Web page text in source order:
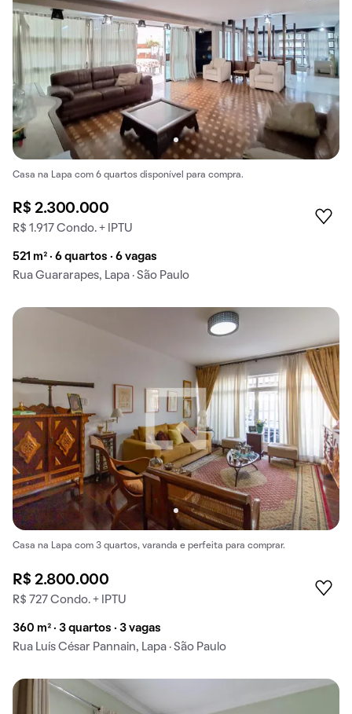
Casa na Lapa com 6 quartos disponível para compra.
R$ 2.300.000
R$ 1.917 Condo. + IPTU
521 m² · 6 quartos · 6 vagas
Rua Guararapes, Lapa · São Paulo
Casa na Lapa com 3 quartos, varanda e perfeita para comprar.
R$ 2.800.000
R$ 727 Condo. + IPTU
360 m² · 3 quartos · 3 vagas
Rua Luís César Pannain, Lapa · São Paulo